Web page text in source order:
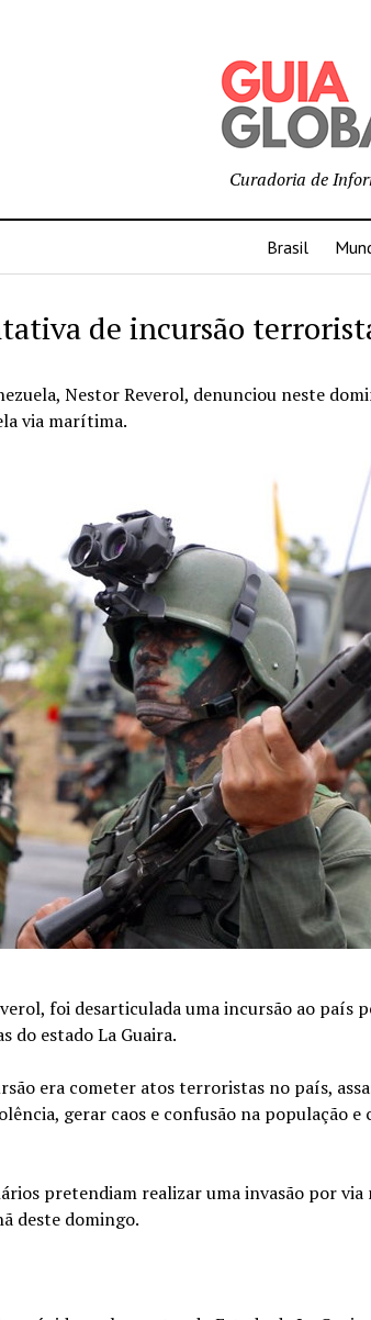
Curadoria de
Brasil
de incursão
Nestor Reverol, denunciou neste
via marítima.
foi desarticulada uma incursão ao país
do estado La Guaira.
era cometer atos terroristas no país,
gerar caos e confusão na população e
pretendiam realizar uma invasão por
deste domingo.